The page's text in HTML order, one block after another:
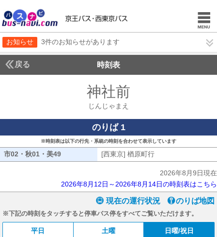
お知らせ 3件のお知らせがあります
戻る 時刻表
神社前
じんじゃまえ
のりば 1
※時刻表は以下の行先・系統の時刻を合わせて表示しています
市02・秋01・美49 市02・秋01・美49[西東京] 楢原町行
2026年8月9日現在
2026年8月12日～2026年8月14日の時刻表はこちら
現在の運行状況 のりば地図
※下記の時刻をタッチすると停車バス停をすべてご覧いただけます。
平日 土曜 日曜/祝日